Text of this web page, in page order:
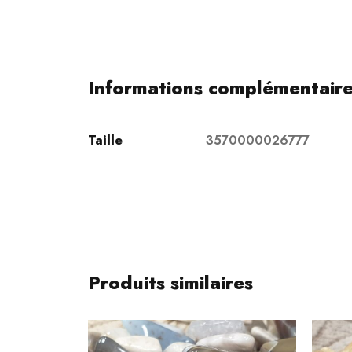
Informations
Taille 3570000026777
Produits similaires